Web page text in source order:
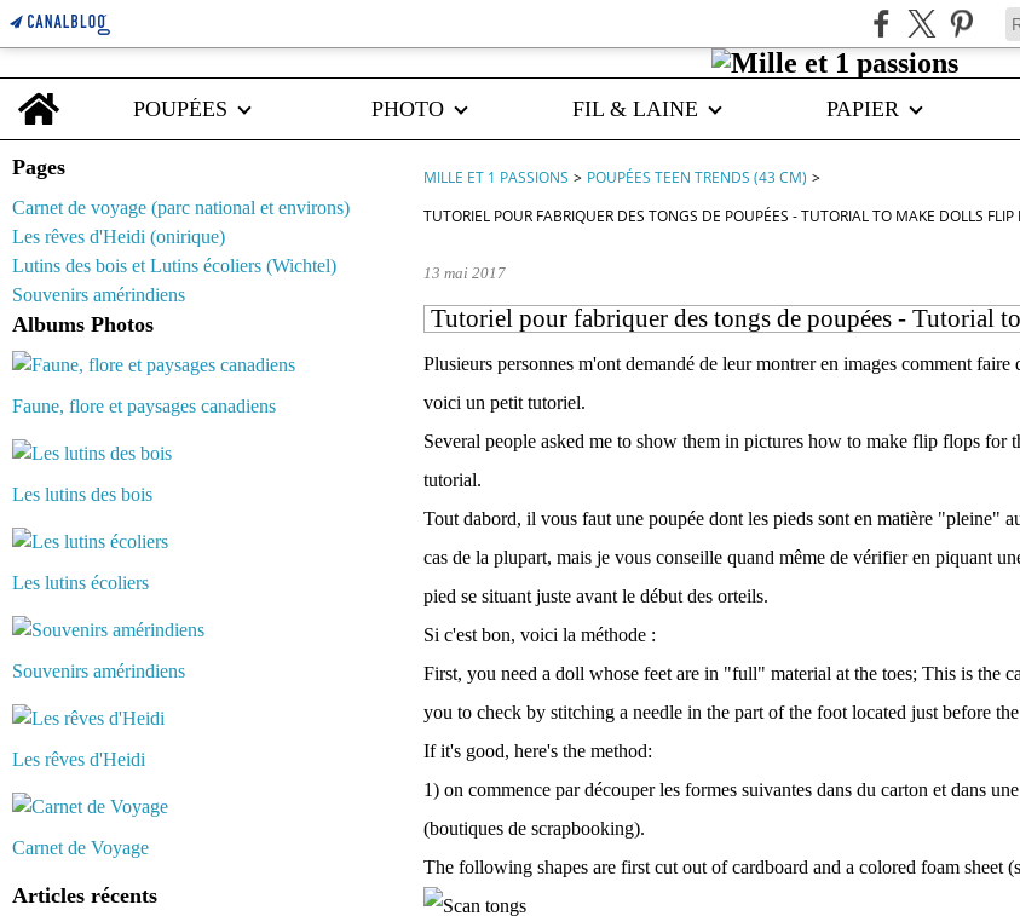
Home
POUPÉES
PHOTO FIL & LAINE PAPIER
Pages
Carnet de voyage (parc national et environs)
Les rêves d'Heidi (onirique)
Lutins des bois et Lutins écoliers (Wichtel)
Souvenirs amérindiens
Albums Photos
Faune, flore et paysages canadiens
Les lutins des bois
Les lutins écoliers
Souvenirs amérindiens
Les rêves d'Heidi
Carnet de Voyage
Articles récents
MILLE ET 1 PASSIONS > POUPÉES TEEN TRENDS (43 CM) >
TUTORIEL POUR FABRIQUER DES TONGS DE POUPÉES - TUTORIAL TO MAKE DOLLS FLIP
13 mai 2017
Tutoriel pour fabriquer des tongs de poupées - Tutorial
Plusieurs personnes m'ont demandé de leur montrer en images comment faire
voici un petit tutoriel.
Several people asked me to show them in pictures how to make flip flops for
tutorial.
Tout dabord, il vous faut une poupée dont les pieds sont en matière "pleine"
cas de la plupart, mais je vous conseille quand même de vérifier en piquant
pied se situant juste avant le début des orteils.
Si c'est bon, voici la méthode :
First, you need a doll whose feet are in "full" material at the toes; This is the
you to check by stitching a needle in the part of the foot located just before
If it's good, here's the method:
1) on commence par découper les formes suivantes dans du carton et dans
(boutiques de scrapbooking).
The following shapes are first cut out of cardboard and a colored foam sheet